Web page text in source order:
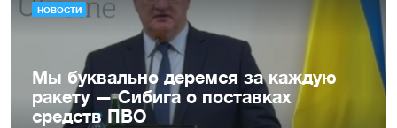
НОВОСТИ
Мы буквально деремся за каждую
ракету — Сибига о поставках
средств ПВО